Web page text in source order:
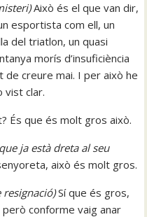
)Això és el que van dir,
esportista com ell, un
del triatlon, un quasi
morís d’insuficiència
de creure mai. I per això he
vist clar.
És que és molt gros això.
ja està dreta al seu
això és molt gros.
resignació)Sí que és gros,
però conforme vaig anar